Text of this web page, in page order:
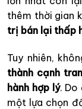
thêm thời gian
trị bán lại thấp
Tuy nhiên,
thành cạnh
hành hợp lý. Do
một lựa chọn